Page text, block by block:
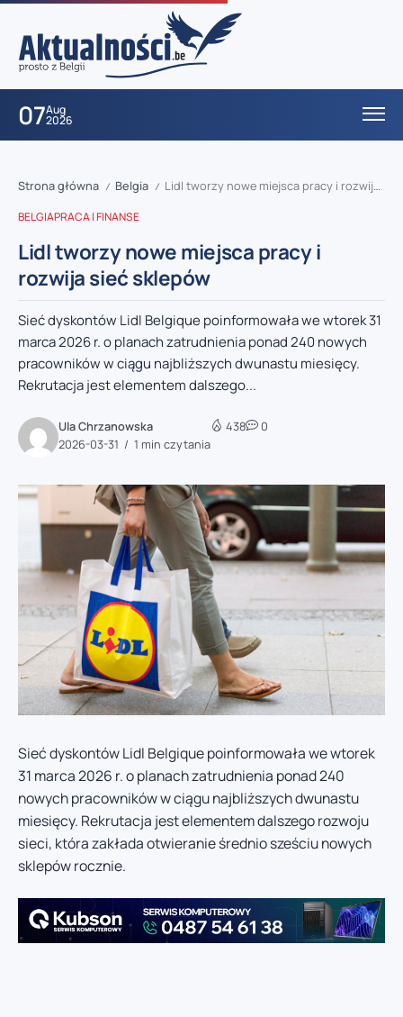
07Aug
2026
Strona główna / Belgia / Lidl tworzy nowe miejsca pracy i rozwija sieć sklepów
BELGIAPRACA I FINANSE
Lidl tworzy nowe miejsca pracy i
rozwija sieć sklepów
Sieć dyskontów Lidl Belgique poinformowała we wtorek 31
marca 2026 r. o planach zatrudnienia ponad 240 nowych
pracowników w ciągu najbliższych dwunastu miesięcy.
Rekrutacja jest elementem dalszego...
Ula Chrzanowska
2026-03-31
1 min czytania
438 0
Sieć dyskontów Lidl Belgique poinformowała we wtorek
31 marca 2026 r. o planach zatrudnienia ponad 240
nowych pracowników w ciągu najbliższych dwunastu
miesięcy. Rekrutacja jest elementem dalszego rozwoju
sieci, która zakłada otwieranie średnio sześciu nowych
sklepów rocznie.